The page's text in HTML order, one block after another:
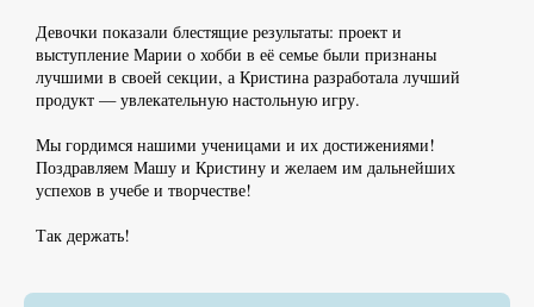
Девочки показали блестящие результаты: проект и
выступление Марии о хобби в её семье были признаны
лучшими в своей секции, а Кристина разработала лучший
продукт — увлекательную настольную игру.
Мы гордимся нашими ученицами и их достижениями!
Поздравляем Машу и Кристину и желаем им дальнейших
успехов в учебе и творчестве!
Так держать!